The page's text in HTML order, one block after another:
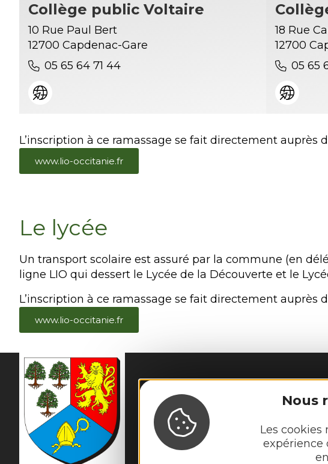
Nous
Les
expérience
Collège public Voltaire
10 Rue Paul Bert
12700 Capdenac-Gare
05 65 64 71 44
18 Rue
12700
05 65
L’inscription à ce ramassage se fait directement auprès
www.lio-occitanie.fr
Le lycée
Un transport scolaire est assuré par la commune (en
ligne LIO qui dessert le Lycée de la Découverte et le
L’inscription à ce ramassage se fait directement auprès
www.lio-occitanie.fr
MAIRIE
45 rue de la Mairie
12220 Les Albres
Tél. :
05 65 80 42 64